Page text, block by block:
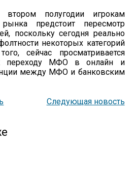
полугодии игрокам
рынка предстоит пересмотр
поскольку сегодня реально
некоторых категорий
сейчас просматривается
переходу МФО в онлайн и
между МФО и банковским
Следующая новость